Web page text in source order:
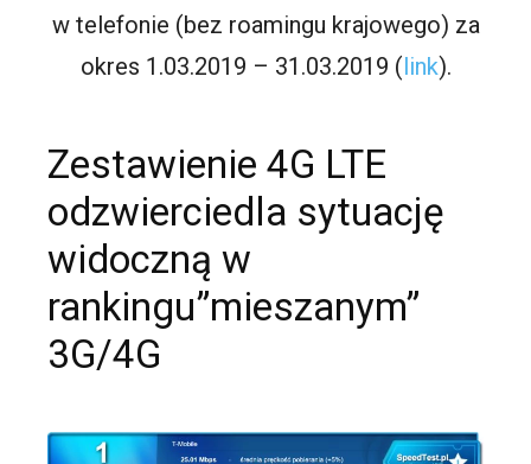
w telefonie (bez roamingu krajowego) za
okres 1.03.2019 – 31.03.2019 (link).
Zestawienie 4G LTE
odzwierciedla sytuację
widoczną w
rankingu”mieszanym”
3G/4G